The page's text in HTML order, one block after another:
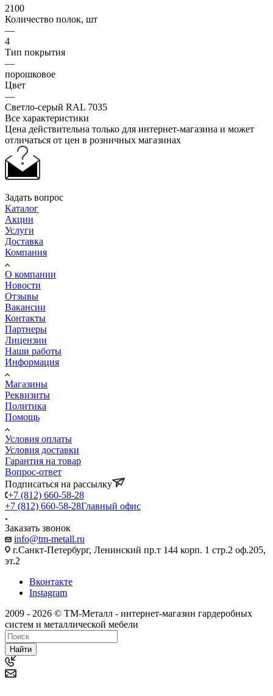
2100
Количество полок, шт
—
4
Тип покрытия
—
порошковое
Цвет
—
Светло-серый RAL 7035
Все характеристики
Цена действительна только для интернет-магазина и может
отличаться от цен в розничных магазинах
Задать вопрос
Каталог
Акции
Услуги
Доставка
Компания
О компании
Новости
Отзывы
Вакансии
Контакты
Партнеры
Лицензии
Наши работы
Информация
Магазины
Реквизиты
Политика
Помощь
Условия оплаты
Условия доставки
Гарантия на товар
Вопрос-ответ
Подписаться на рассылку
+7 (812) 660-58-28
+7 (812) 660-58-28Главный офис
Заказать звонок
info@tm-metall.ru
г.Санкт-Петербург, Ленинский пр.т 144 корп. 1 стр.2 оф.205,
эт.2
Вконтакте
Instagram
2009 - 2026 © ТМ-Металл - интернет-магазин гардеробных
систем и металлической мебели
Найти